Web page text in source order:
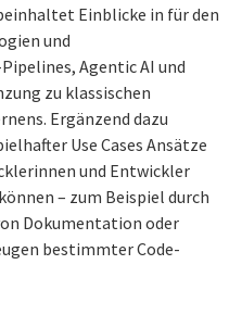
Einblicke in für den
und
Agentic AI und
zu klassischen
Ergänzend dazu
Use Cases Ansätze
und Entwickler
– zum Beispiel durch
Dokumentation oder
bestimmter Code-